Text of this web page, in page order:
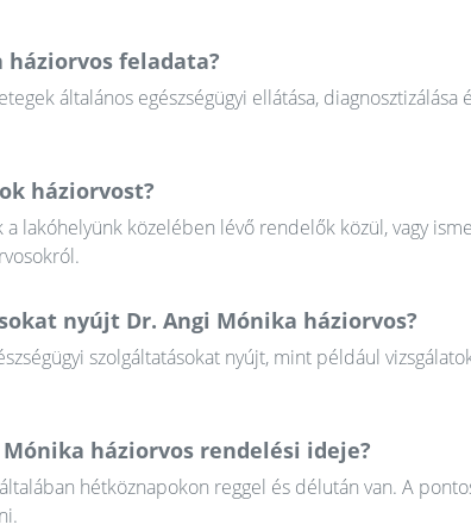
háziorvos feladata?
általános egészségügyi ellátása,
háziorvost?
a lakóhelyünk közelében lévő rendelők közül, vagy
nyújt Dr. Angi Mónika háziorvos?
szolgáltatásokat nyújt, mint például
háziorvos rendelési ideje?
hétköznapokon reggel és délután van. A